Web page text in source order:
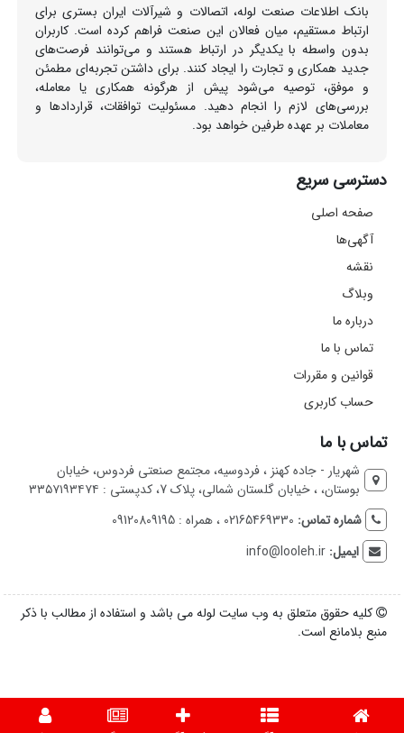
بانک اطلاعات صنعت لوله، اتصالات و شیرآلات ایران بستری برای
ارتباط مستقیم، میان فعالان این صنعت فراهم کرده است. کاربران
بدون واسطه با یکدیگر در ارتباط هستند و می‌توانند فرصت‌های
جدید همکاری و تجارت را ایجاد کنند. برای داشتن تجربه‌ای مطمئن
و موفق، توصیه می‌شود پیش از هرگونه همکاری یا معامله،
بررسی‌های لازم را انجام دهید. مسئولیت توافقات، قراردادها و
معاملات بر عهده طرفین خواهد بود.
دسترسی سریع
صفحه اصلی
آگهی‌ها
نقشه
وبلاگ
درباره ما
تماس با ما
قوانین و مقررات
حساب کاربری
تماس با ما
شهریار - جاده کهنز ، فردوسیه، مجتمع صنعتی فردوس، خیابان
بوستان، ، خیابان گلستان شمالی، پلاک 7، کدپستی : ۳۳۵۷۱۹۳۴۷۴
شماره تماس: 02165469330 ، همراه : 09120809195
ایمیل:info@looleh.ir
کلیه حقوق متعلق به وب سایت لوله می باشد و استفاده از مطالب با ذکر
منبع بلامانع است.